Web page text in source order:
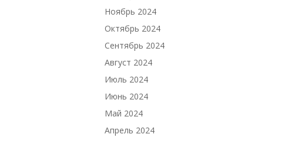
Ноябрь 2024
Октябрь 2024
Сентябрь 2024
Август 2024
Июль 2024
Июнь 2024
Май 2024
Апрель 2024